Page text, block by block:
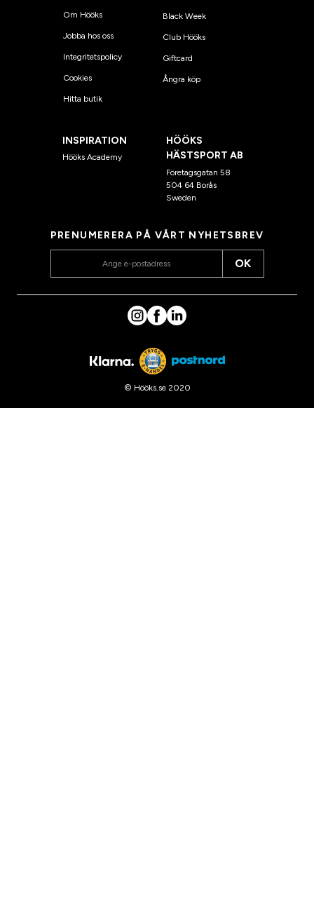
Om Hööks
Jobba hos oss
Integritetspolicy
Cookies
Hitta butik
Black Week
Club Hööks
Giftcard
Ångra köp
INSPIRATION
Hööks Academy
HÖÖKS
HÄSTSPORT AB
Företagsgatan 58
504 64 Borås
Sweden
PRENUMERERA PÅ VÅRT NYHETSBREV
OK
© Hööks.se 2020